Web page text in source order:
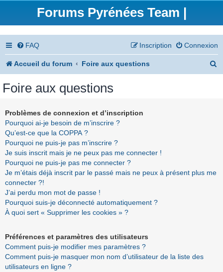
Forums Pyrénées Team |
FAQ Connexion
Inscription
Accueil du forum Foire aux questions
Foire aux questions
Problèmes de connexion et d’inscription
Pourquoi ai-je besoin de m’inscrire ?
Qu’est-ce que la COPPA ?
Pourquoi ne puis-je pas m’inscrire ?
Je suis inscrit mais je ne peux pas me connecter !
Pourquoi ne puis-je pas me connecter ?
Je m’étais déjà inscrit par le passé mais ne peux à présent plus me
connecter ?!
J’ai perdu mon mot de passe !
Pourquoi suis-je déconnecté automatiquement ?
À quoi sert « Supprimer les cookies » ?
Préférences et paramètres des utilisateurs
Comment puis-je modifier mes paramètres ?
Comment puis-je masquer mon nom d’utilisateur de la liste des
utilisateurs en ligne ?